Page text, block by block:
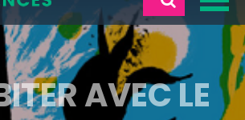
AVEC LE